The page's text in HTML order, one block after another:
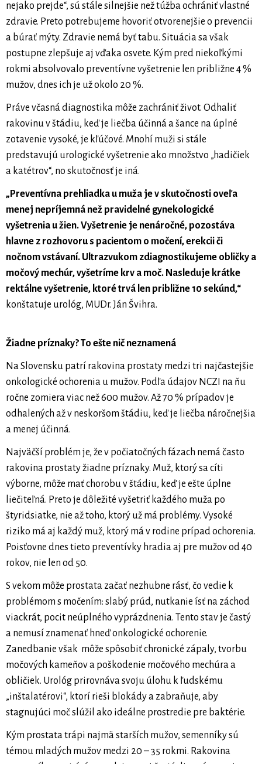
nejako prejde“, sú stále silnejšie než túžba ochrániť vlastné
zdravie. Preto potrebujeme hovoriť otvorenejšie o prevencii
a búrať mýty. Zdravie nemá byť tabu. Situácia sa však
postupne zlepšuje aj vďaka osvete. Kým pred niekoľkými
rokmi absolvovalo preventívne vyšetrenie len približne 4 %
mužov, dnes ich je už okolo 20 %.
Práve včasná diagnostika môže zachrániť život. Odhaliť
rakovinu v štádiu, keď je liečba účinná a šance na úplné
zotavenie vysoké, je kľúčové. Mnohí muži si stále
predstavujú urologické vyšetrenie ako množstvo „hadičiek
a katétrov“, no skutočnosť je iná.
„Preventívna prehliadka u muža je v skutočnosti oveľa
menej nepríjemná než pravidelné gynekologické
vyšetrenia u žien. Vyšetrenie je nenáročné, pozostáva
hlavne z rozhovoru s pacientom o močení, erekcii či
nočnom vstávaní. Ultrazvukom zdiagnostikujeme obličky a
močový mechúr, vyšetríme krv a moč. Nasleduje krátke
rektálne vyšetrenie, ktoré trvá len približne 10 sekúnd,“
konštatuje urológ, MUDr. Ján Švihra.
Žiadne príznaky? To ešte nič neznamená
Na Slovensku patrí rakovina prostaty medzi tri najčastejšie
onkologické ochorenia u mužov. Podľa údajov NCZI na ňu
ročne zomiera viac než 600 mužov. Až 70 % prípadov je
odhalených až v neskoršom štádiu, keď je liečba náročnejšia
a menej účinná.
Najväčší problém je, že v počiatočných fázach nemá často
rakovina prostaty žiadne príznaky. Muž, ktorý sa cíti
výborne, môže mať chorobu v štádiu, keď je ešte úplne
liečiteľná. Preto je dôležité vyšetriť každého muža po
štyridsiatke, nie až toho, ktorý už má problémy. Vysoké
riziko má aj každý muž, ktorý má v rodine prípad ochorenia.
Poisťovne dnes tieto preventívky hradia aj pre mužov od 40
rokov, nie len od 50.
S vekom môže prostata začať nezhubne rásť, čo vedie k
problémom s močením: slabý prúd, nutkanie ísť na záchod
viackrát, pocit neúplného vyprázdnenia. Tento stav je častý
a nemusí znamenať hneď onkologické ochorenie.
Zanedbanie však môže spôsobiť chronické zápaly, tvorbu
močových kameňov a poškodenie močového mechúra a
obličiek. Urológ prirovnáva svoju úlohu k ľudskému
„inštalatérovi“, ktorí rieši blokády a zabraňuje, aby
stagnujúci moč slúžil ako ideálne prostredie pre baktérie.
Kým prostata trápi najmä starších mužov, semenníky sú
témou mladých mužov medzi 20 – 35 rokmi. Rakovina